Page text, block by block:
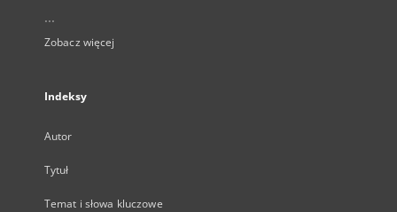
...
Zobacz więcej
Indeksy
Autor
Tytuł
Temat i słowa kluczowe